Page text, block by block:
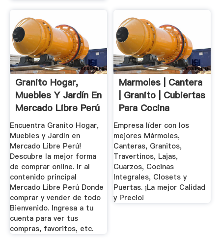
Granito Hogar,
Muebles Y Jardín En
Mercado Libre Perú
Encuentra Granito Hogar,
Muebles y Jardín en
Mercado Libre Perú!
Descubre la mejor forma
de comprar online. Ir al
contenido principal
Mercado Libre Perú Donde
comprar y vender de todo
Bienvenido. Ingresa a tu
cuenta para ver tus
compras, favoritos, etc.
Marmoles | Cantera
| Granito | Cubiertas
Para Cocina
Empresa líder con los
mejores Mármoles,
Canteras, Granitos,
Travertinos, Lajas,
Cuarzos, Cocinas
Integrales, Closets y
Puertas. ¡La mejor Calidad
y Precio!